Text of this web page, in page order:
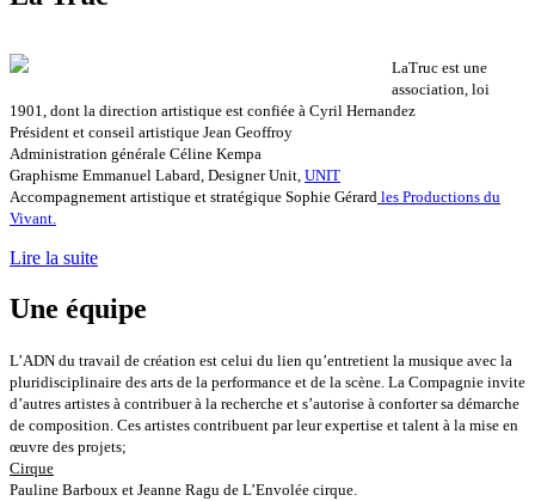
LaTruc est une
association, loi
1901, dont la direction artistique est confiée à Cyril Hernandez
Président et conseil artistique Jean Geoffroy
Administration générale Céline Kempa
Graphisme Emmanuel Labard, Designer Unit, UNIT
Accompagnement artistique et stratégique Sophie Gérard les Productions du
Vivant.
Lire la suite
Une équipe
L’ADN du travail de création est celui du lien qu’entretient la musique avec la
pluridisciplinaire des arts de la performance et de la scène. La Compagnie invite
d’autres artistes à contribuer à la recherche et s’autorise à conforter sa démarche
de composition. Ces artistes contribuent par leur expertise et talent à la mise en
œuvre des projets;
Cirque
Pauline Barboux et Jeanne Ragu de L’Envolée cirque.